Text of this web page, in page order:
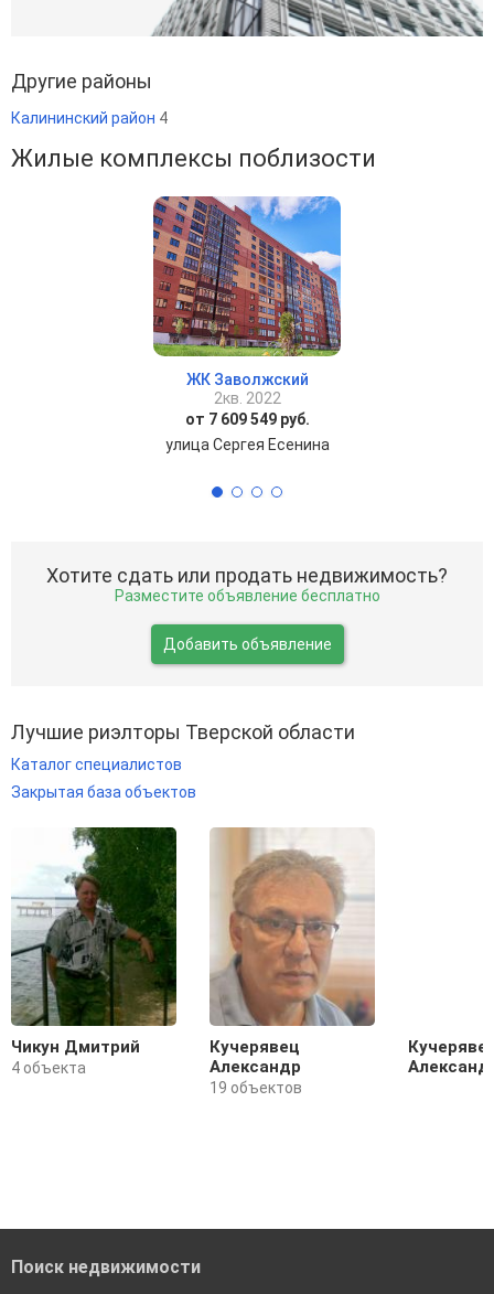
Другие районы
Калининский район 4
Жилые комплексы поблизости
ЖК Заволжский
2кв. 2022
от 7 609 549 руб.
улица Сергея Есенина
Хотите сдать или продать недвижимость?
Разместите объявление бесплатно
Добавить объявление
Лучшие риэлторы Тверской области
Каталог специалистов
Закрытая база объектов
Чикун Дмитрий
4 объекта
Кучерявец
Александр
19 объектов
Поиск недвижимости